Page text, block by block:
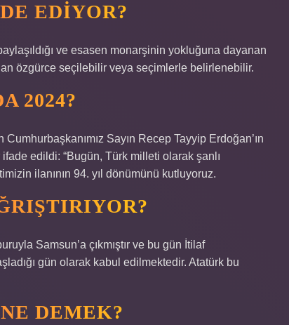
EDIYOR?
ve esasen monarşinin yokluğuna dayanan
özgürce seçilebilir veya seçimlerle belirlenebilir.
2024?
Cumhurbaşkanımız Sayın Recep Tayyip Erdoğan’ın
ifade edildi: “Bugün, Türk milleti olarak şanlı
ilanının 94. yıl dönümünü kutluyoruz.
Samsun’a çıkmıştır ve bu gün İtilaf
gün olarak kabul edilmektedir. Atatürk bu
DEMEK?